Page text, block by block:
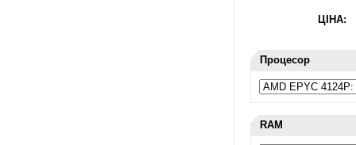
ЦІНА:
Процесор
RAM